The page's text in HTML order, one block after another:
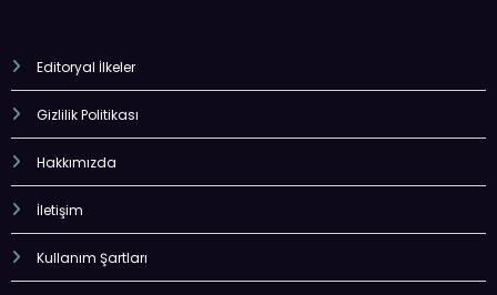
Editoryal İlkeler
Gizlilik Politikası
Hakkımızda
İletişim
Kullanım Şartları